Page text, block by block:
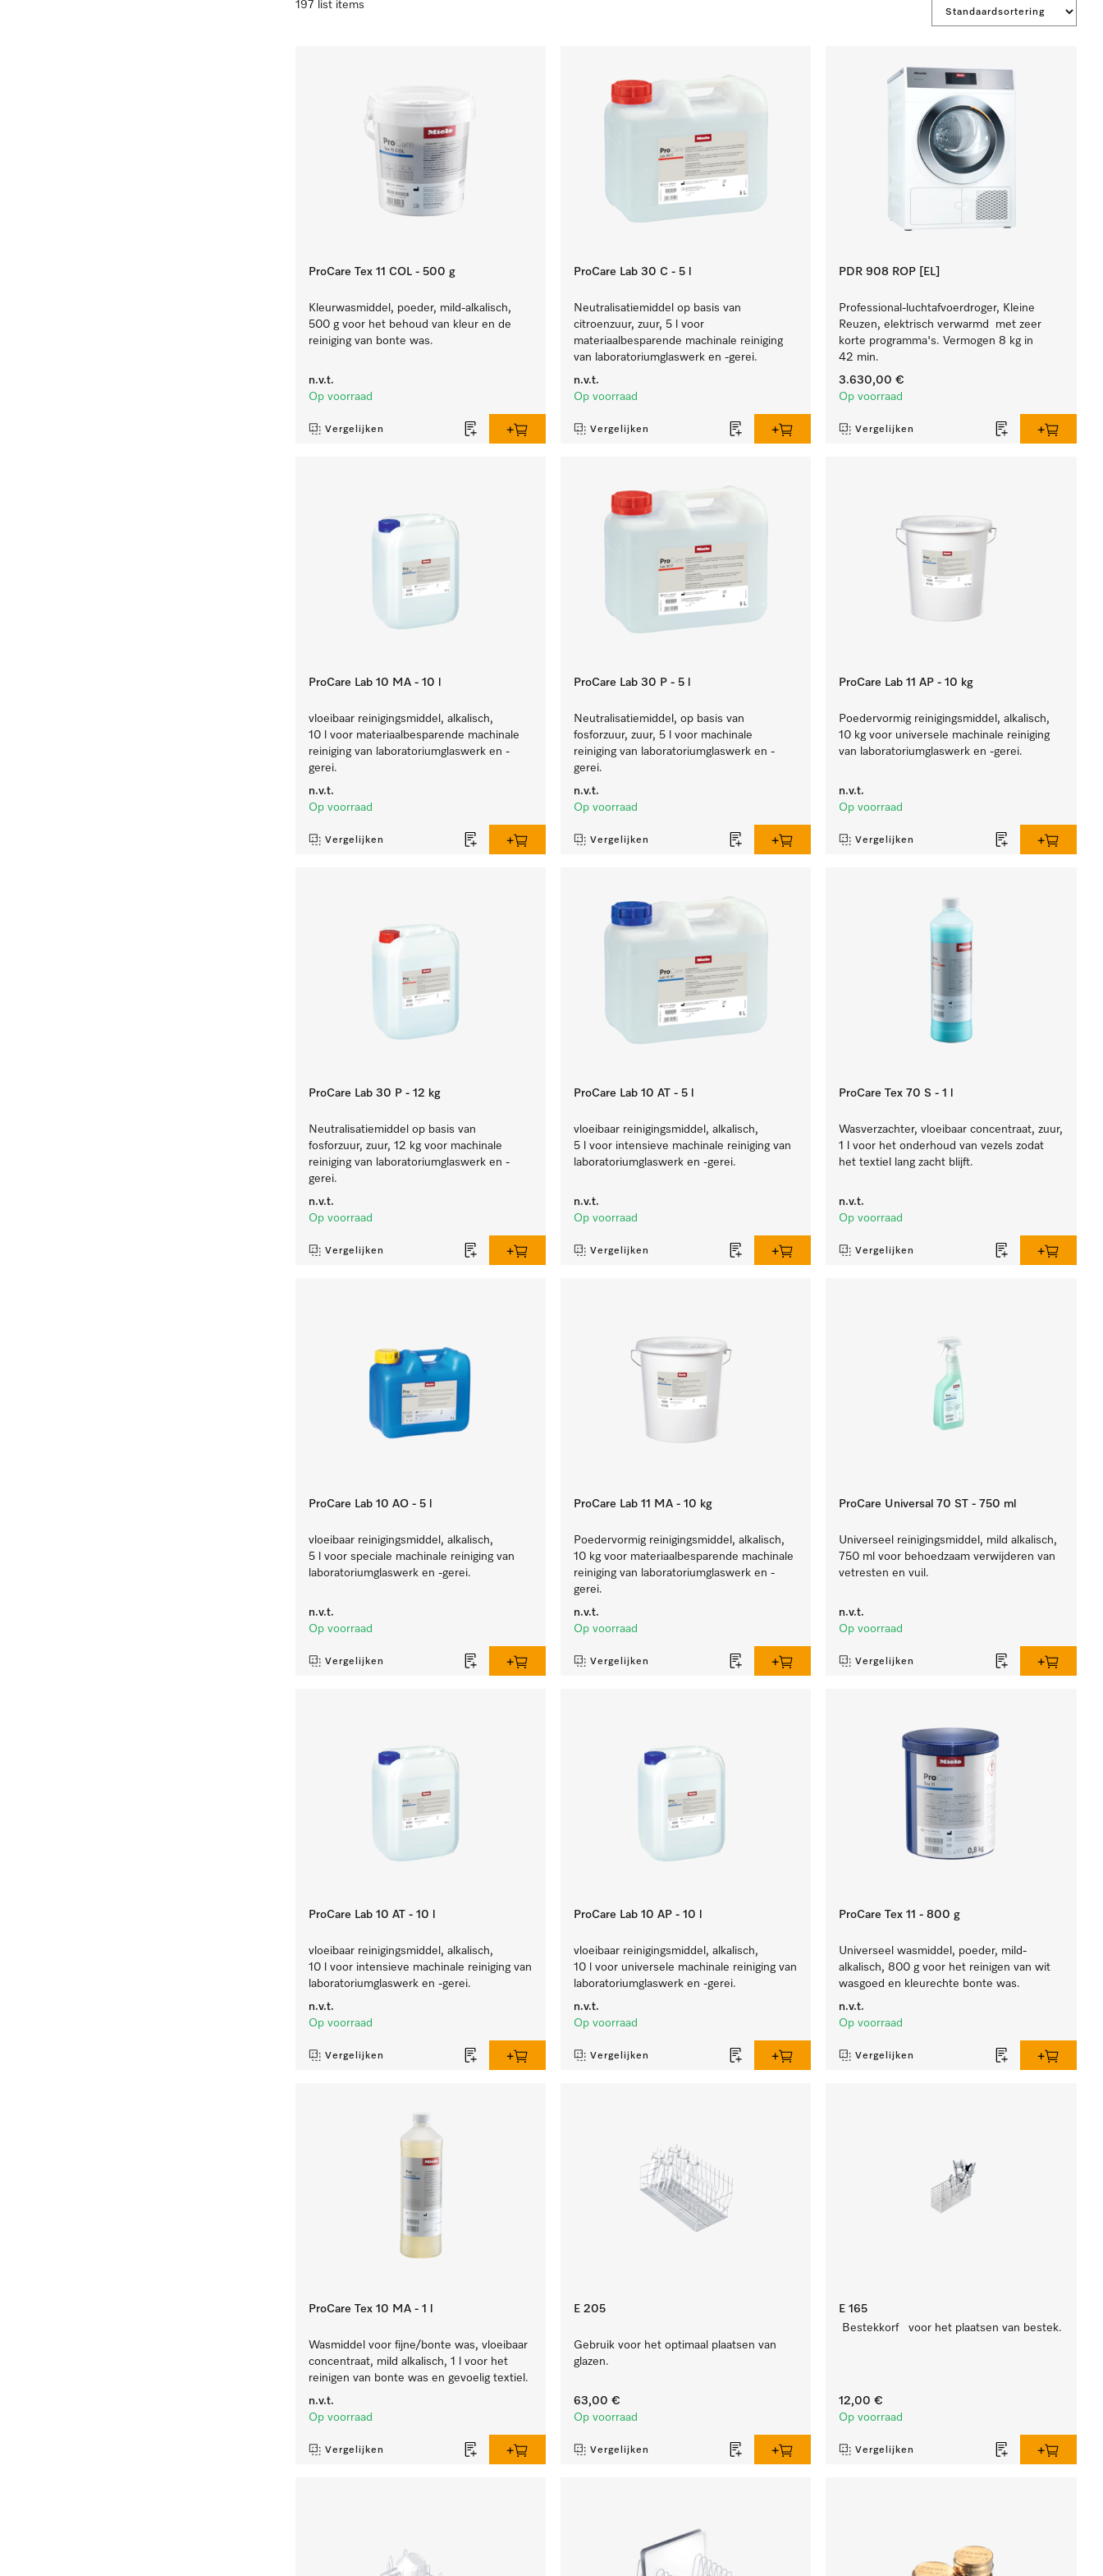
197 list items
ProCare Tex 11 COL - 500 g
Kleurwasmiddel, poeder, mild-alkalisch,
500 g voor het behoud van kleur en de
reiniging van bonte was.
n.v.t.
Op voorraad
Vergelijken
ProCare Lab 30 C - 5 l
Neutralisatiemiddel op basis van
citroenzuur, zuur, 5 l voor
materiaalbesparende machinale reiniging
van laboratoriumglaswerk en -gerei.
n.v.t.
Op voorraad
Vergelijken
PDR 908 ROP [EL]
Professional-luchtafvoerdroger, Kleine
Reuzen, elektrisch verwarmd met zeer
korte programma's. Vermogen 8 kg in
42 min.
3.630,00 €
Op voorraad
Vergelijken
ProCare Lab 10 MA - 10 l
vloeibaar reinigingsmiddel, alkalisch,
10 l voor materiaalbesparende machinale
reiniging van laboratoriumglaswerk en -
gerei.
n.v.t.
Op voorraad
Vergelijken
ProCare Lab 30 P - 5 l
Neutralisatiemiddel, op basis van
fosforzuur, zuur, 5 l voor machinale
reiniging van laboratoriumglaswerk en -
gerei.
n.v.t.
Op voorraad
Vergelijken
ProCare Lab 11 AP - 10 kg
Poedervormig reinigingsmiddel, alkalisch,
10 kg voor universele machinale reiniging
van laboratoriumglaswerk en -gerei.
n.v.t.
Op voorraad
Vergelijken
ProCare Lab 30 P - 12 kg
Neutralisatiemiddel op basis van
fosforzuur, zuur, 12 kg voor machinale
reiniging van laboratoriumglaswerk en -
gerei.
n.v.t.
Op voorraad
Vergelijken
ProCare Lab 10 AT - 5 l
vloeibaar reinigingsmiddel, alkalisch,
5 l voor intensieve machinale reiniging van
laboratoriumglaswerk en -gerei.
n.v.t.
Op voorraad
Vergelijken
ProCare Tex 70 S - 1 l
Wasverzachter, vloeibaar concentraat, zuur,
1 l voor het onderhoud van vezels zodat
het textiel lang zacht blijft.
n.v.t.
Op voorraad
Vergelijken
ProCare Lab 10 AO - 5 l
vloeibaar reinigingsmiddel, alkalisch,
5 l voor speciale machinale reiniging van
laboratoriumglaswerk en -gerei.
n.v.t.
Op voorraad
Vergelijken
ProCare Lab 11 MA - 10 kg
Poedervormig reinigingsmiddel, alkalisch,
10 kg voor materiaalbesparende machinale
reiniging van laboratoriumglaswerk en -
gerei.
n.v.t.
Op voorraad
Vergelijken
ProCare Universal 70 ST - 750 ml
Universeel reinigingsmiddel, mild alkalisch,
750 ml voor behoedzaam verwijderen van
vetresten en vuil.
n.v.t.
Op voorraad
Vergelijken
ProCare Lab 10 AT - 10 l
vloeibaar reinigingsmiddel, alkalisch,
10 l voor intensieve machinale reiniging van
laboratoriumglaswerk en -gerei.
n.v.t.
Op voorraad
Vergelijken
ProCare Lab 10 AP - 10 l
vloeibaar reinigingsmiddel, alkalisch,
10 l voor universele machinale reiniging van
laboratoriumglaswerk en -gerei.
n.v.t.
Op voorraad
Vergelijken
ProCare Tex 11 - 800 g
Universeel wasmiddel, poeder, mild-
alkalisch, 800 g voor het reinigen van wit
wasgoed en kleurechte bonte was.
n.v.t.
Op voorraad
Vergelijken
ProCare Tex 10 MA - 1 l
Wasmiddel voor fijne/bonte was, vloeibaar
concentraat, mild alkalisch, 1 l voor het
reinigen van bonte was en gevoelig textiel.
n.v.t.
Op voorraad
Vergelijken
E 205
Gebruik voor het optimaal plaatsen van
glazen.
63,00 €
Op voorraad
Vergelijken
E 165
Bestekkorf voor het plaatsen van bestek.
12,00 €
Op voorraad
Vergelijken